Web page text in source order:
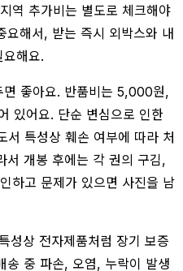
역 추가비는 별도로 체크해야
요해서, 받는 즉시 외박스와 내
해요.
면 좋아요. 반품비는 5,000원,
있어요. 단순 변심으로 인한
서 특성상 훼손 여부에 따라 처
서 개봉 후에는 각 권의 구김,
하고 문제가 있으면 사진을 남
성상 전자제품처럼 장기 보증
송 중 파손, 오염, 누락이 발생